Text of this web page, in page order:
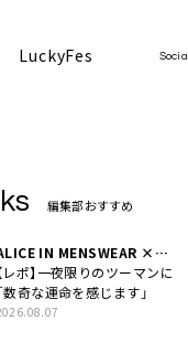
LuckyFes Social
編集部おすすめ
IN MENSWEAR ×
レポ】一夜限りのツーマンに
数奇な運命を感じます」